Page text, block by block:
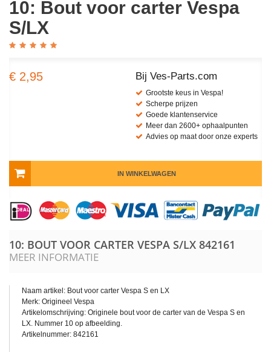
10: Bout voor carter Vespa
S/LX
€ 2,95 Bij Ves-Parts.com
Grootste keus in Vespa!
Scherpe prijzen
Goede klantenservice
Meer dan 2600+ ophaalpunten
Advies op maat door onze experts
IN WINKELWAGEN
10: BOUT VOOR CARTER VESPA S/LX 842161
MEER INFORMATIE
Naam artikel: Bout voor carter Vespa S en LX
Merk: Origineel Vespa
Artikelomschrijving: Originele bout voor de carter van de Vespa S en
LX. Nummer 10 op afbeelding.
Artikelnummer: 842161